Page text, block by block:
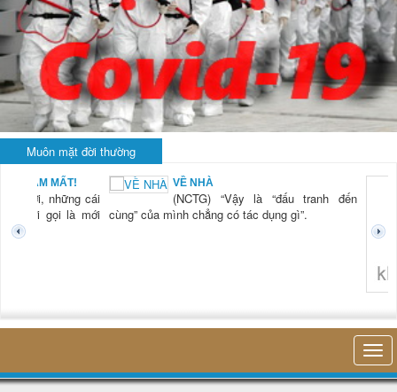
Muôn mặt đời thường
MẤT!
những cái
gọi là mới
VỀ NHÀ
(NCTG) “Vậy là “đấu tranh đến
cùng” của mình chẳng có tác dụng gì”.